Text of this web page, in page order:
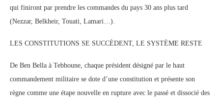
qui finiront par prendre les commandes du pays 30 ans plus tard
(Nezzar, Belkheir, Touati, Lamari…).
LES CONSTITUTIONS SE SUCCÈDENT, LE SYSTÈME RESTE
De Ben Bella à Tebboune, chaque président désigné par le haut
commandement militaire se dote d’une constitution et présente son
règne comme une étape nouvelle en rupture avec le passé et dissocié des